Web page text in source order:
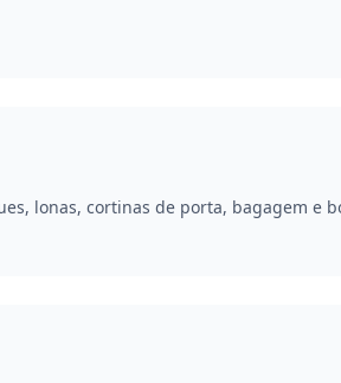
lonas, cortinas de porta, bagagem e